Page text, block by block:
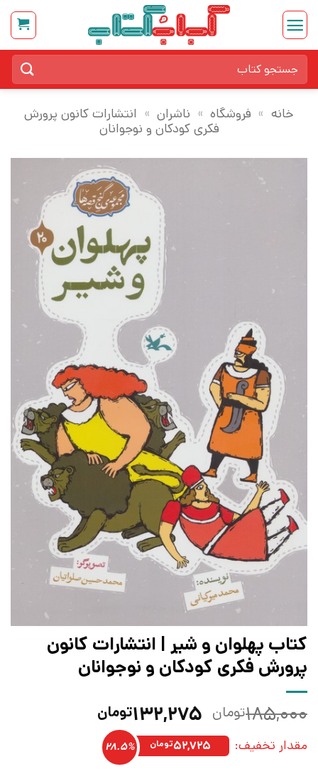
Skip
content
برای:
خانه » فروشگاه » ناشران » انتشارات کانون پرورش
فکری کودکان و نوجوانان
کتاب پهلوان و شیر | انتشارات کانون
پرورش فکری کودکان و نوجوانان
۱۸۵,۰۰۰تومان قیمت
اصلی:
۱۸۵,۰۰۰تومان
۱۳۲,۲۷۵تومان
مقدار تخفیف: ۵۲,۷۲۵تومان 28.5%